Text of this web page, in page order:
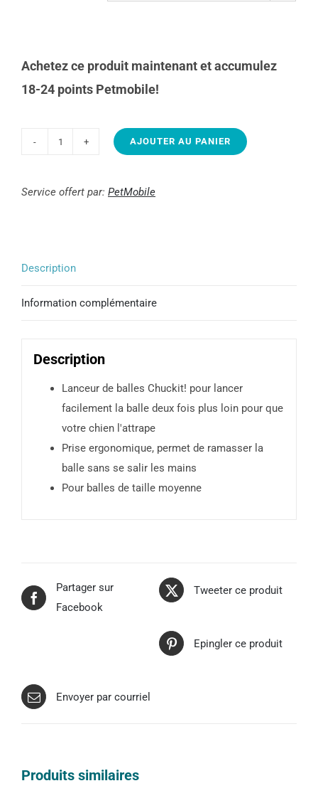
Achetez ce produit maintenant et accumulez
18-24 points Petmobile!
Chuckit!
AJOUTER AU PANIER
Service offert par: PetMobile
Description
Information complémentaire
Description
Lanceur de balles Chuckit! pour lancer
facilement la balle deux fois plus loin pour que
votre chien l'attrape
Prise ergonomique, permet de ramasser la
balle sans se salir les mains
Pour balles de taille moyenne
Partager sur
Facebook
Tweeter ce produit
Epingler ce produit
Envoyer par courriel
Produits similaires